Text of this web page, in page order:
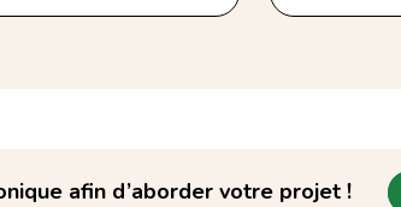
afin d’aborder votre projet !